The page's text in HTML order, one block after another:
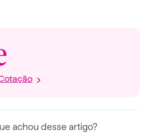
achou desse artigo?